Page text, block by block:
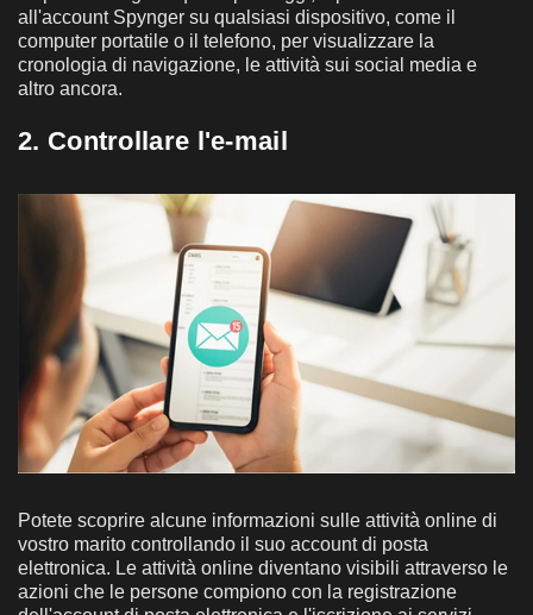
all'account Spynger su qualsiasi dispositivo, come il
computer portatile o il telefono, per visualizzare la
cronologia di navigazione, le attività sui social media e
altro ancora.
2. Controllare l'e-mail
Potete scoprire alcune informazioni sulle attività online di
vostro marito controllando il suo account di posta
elettronica. Le attività online diventano visibili attraverso le
azioni che le persone compiono con la registrazione